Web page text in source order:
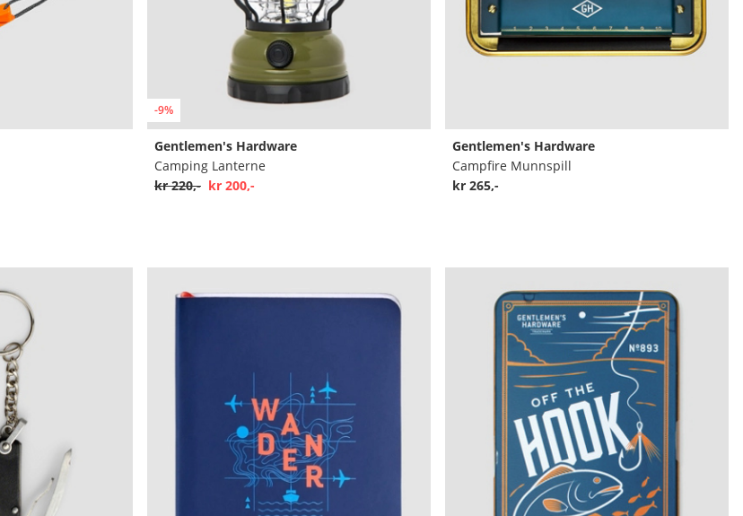
-9%
Gentlemen's Hardware
Camping Lanterne
kr 220,- kr 200,-
Gentlemen's Hardware
Campfire Munnspill
kr 265,-